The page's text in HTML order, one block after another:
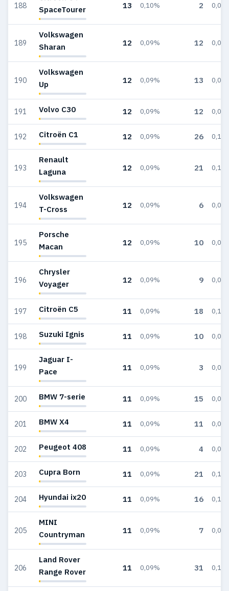
188
SpaceTourer
13 0,10% 2
189
Volkswagen
Sharan
12 0,09% 12
190
Volkswagen
Up
12 0,09% 13
191 Volvo C30 12 0,09% 12
192 Citroën C1 12 0,09% 26
193
Renault
Laguna
12 0,09% 21
194
Volkswagen
T-Cross
12 0,09% 6
195
Porsche
Macan
12 0,09% 10
196
Chrysler
Voyager
12 0,09% 9
197 Citroën C5 11 0,09% 18
198 Suzuki Ignis 11 0,09% 10
199
Jaguar I-
Pace
11 0,09% 3
200 BMW 7-serie 11 0,09% 15
201 BMW X4 11 0,09% 11
202 Peugeot 408 11 0,09% 4
203 Cupra Born 11 0,09% 21
204 Hyundai ix20 11 0,09% 16
205
MINI
Countryman
11 0,09% 7
206
Land Rover
Range Rover
11 0,09% 31